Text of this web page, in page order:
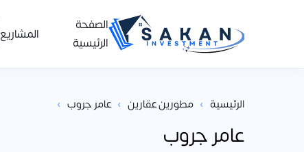
الصفحة
الرئيسية
المشاريع
الرئيسية › مطورين عقارين › عامر جروب ›
عامر جروب